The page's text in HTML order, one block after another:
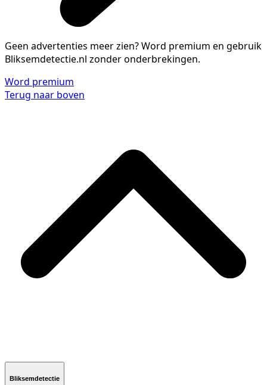
Geen advertenties meer zien?Word premium en gebruik
Bliksemdetectie.nl zonder onderbrekingen.
Word premium
Terug naar boven
Bliksemdetectie